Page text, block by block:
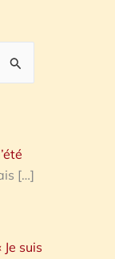
[…]
suis